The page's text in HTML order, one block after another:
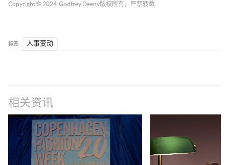
Copyright © 2024 Godfrey Deeny版权所有，严禁转载.
标签 : 人事变动
相关资讯